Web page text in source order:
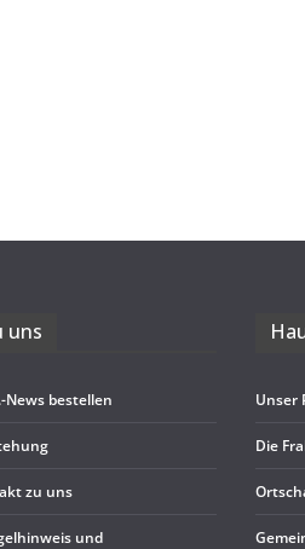
uns
News bestel­len
zu uns
und
Unser
Die